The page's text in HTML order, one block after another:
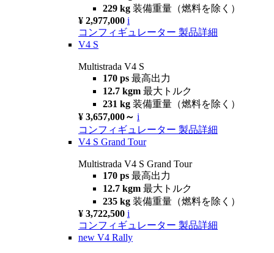
229 kg 装備重量（燃料を除く）
¥ 2,977,000 i
コンフィギュレーター 製品詳細
V4 S
Multistrada V4 S
170 ps 最高出力
12.7 kgm 最大トルク
231 kg 装備重量（燃料を除く）
¥ 3,657,000～ i
コンフィギュレーター 製品詳細
V4 S Grand Tour
Multistrada V4 S Grand Tour
170 ps 最高出力
12.7 kgm 最大トルク
235 kg 装備重量（燃料を除く）
¥ 3,722,500 i
コンフィギュレーター 製品詳細
new V4 Rally